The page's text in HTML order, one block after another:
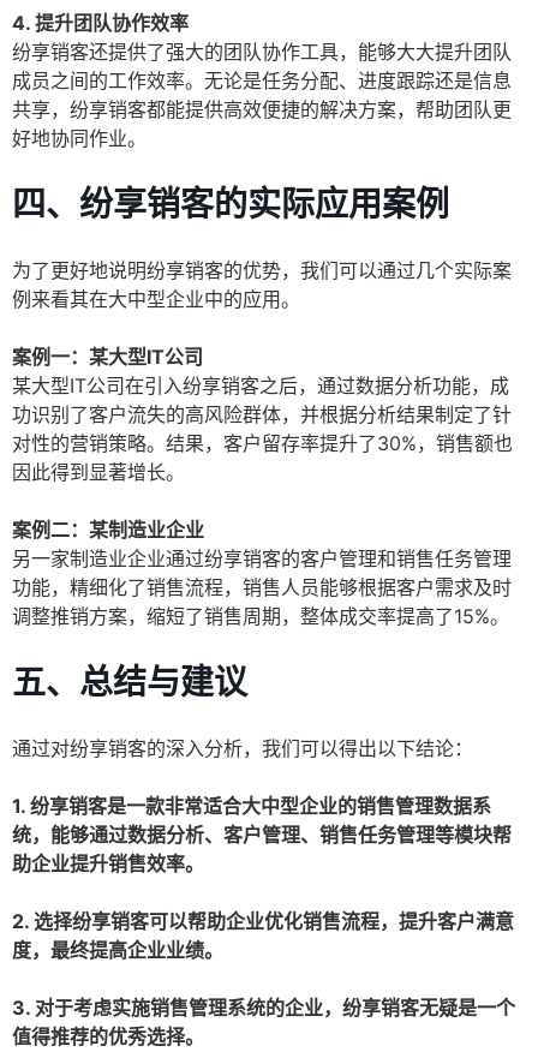
4. 提升团队协作效率
纷享销客还提供了强大的团队协作工具，能够大大提升团队
成员之间的工作效率。无论是任务分配、进度跟踪还是信息
共享，纷享销客都能提供高效便捷的解决方案，帮助团队更
好地协同作业。
四、纷享销客的实际应用案例
为了更好地说明纷享销客的优势，我们可以通过几个实际案
例来看其在大中型企业中的应用。
案例一：某大型IT公司
某大型IT公司在引入纷享销客之后，通过数据分析功能，成
功识别了客户流失的高风险群体，并根据分析结果制定了针
对性的营销策略。结果，客户留存率提升了30%，销售额也
因此得到显著增长。
案例二：某制造业企业
另一家制造业企业通过纷享销客的客户管理和销售任务管理
功能，精细化了销售流程，销售人员能够根据客户需求及时
调整推销方案，缩短了销售周期，整体成交率提高了15%。
五、总结与建议
通过对纷享销客的深入分析，我们可以得出以下结论：
1. 纷享销客是一款非常适合大中型企业的销售管理数据系
统，能够通过数据分析、客户管理、销售任务管理等模块帮
助企业提升销售效率。
2. 选择纷享销客可以帮助企业优化销售流程，提升客户满意
度，最终提高企业业绩。
3. 对于考虑实施销售管理系统的企业，纷享销客无疑是一个
值得推荐的优秀选择。